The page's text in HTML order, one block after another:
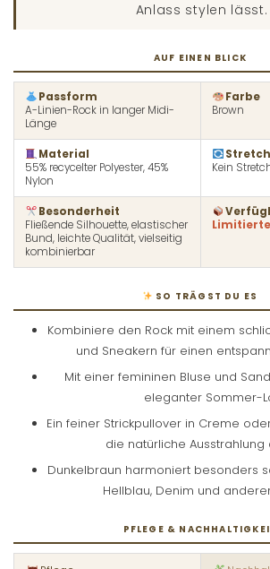
Anlass stylen lässt.
AUF EINEN BLICK
Passform
A-Linien-Rock in langer Midi-
Länge
Farbe
Brown
Material
55% recycelter Polyester, 45%
Nylon
Stretch
Kein
Besonderheit
Fließende Silhouette, elastischer
Bund, leichte Qualität, vielseitig
kombinierbar
SO TRÄGST DU ES
Kombiniere den Rock mit einem
und Sneakern für einen
Mit einer femininen Bluse und
eleganter Sommer-
Ein feiner Strickpullover in Creme
die natürliche Ausstrahlung
Dunkelbraun harmoniert besonders
Hellblau, Denim und
PFLEGE &